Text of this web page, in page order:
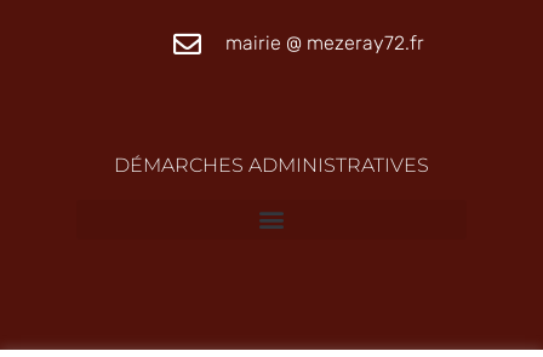
mairie @ mezeray72.fr
DÉMARCHES ADMINISTRATIVES